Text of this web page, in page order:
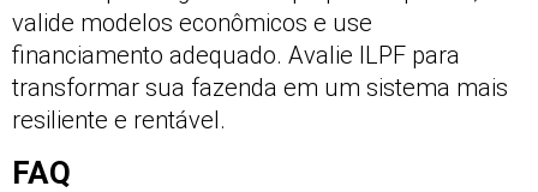
valide modelos econômicos e use
financiamento adequado. Avalie ILPF para
transformar sua fazenda em um sistema mais
resiliente e rentável.
FAQ